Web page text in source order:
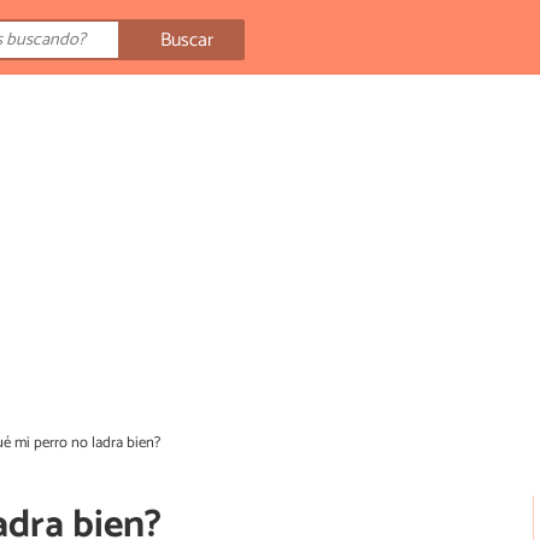
Buscar
mi perro no ladra bien?
bien?